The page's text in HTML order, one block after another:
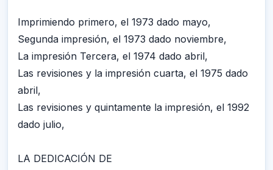
Imprimiendo primero, el 1973 dado mayo,
Segunda impresión, el 1973 dado noviembre,
La impresión Tercera, el 1974 dado abril,
Las revisiones y la impresión cuarta, el 1975 dado
abril,
Las revisiones y quintamente la impresión, el 1992
dado julio,
LA DEDICACIÓN DE